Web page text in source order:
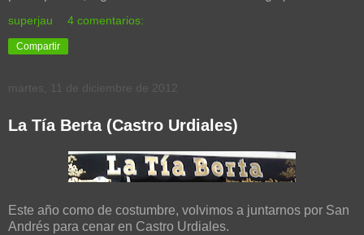
superjau 4 comentarios:
Compartir
martes, 11 de diciembre de 2012
La Tía Berta (Castro Urdiales)
Este año como de costumbre, volvimos a juntarnos por San
Andrés para cenar en Castro Urdiales.